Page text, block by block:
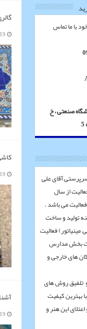
با ما تماس
صنعتی ، خ
آقای علی
( شروع فعالیت از سال
تولید و ساخت
فعالیت
بخش مدارس
های خارجی و
و تلفیق روش های
بهترین کیفیت
این هنر و